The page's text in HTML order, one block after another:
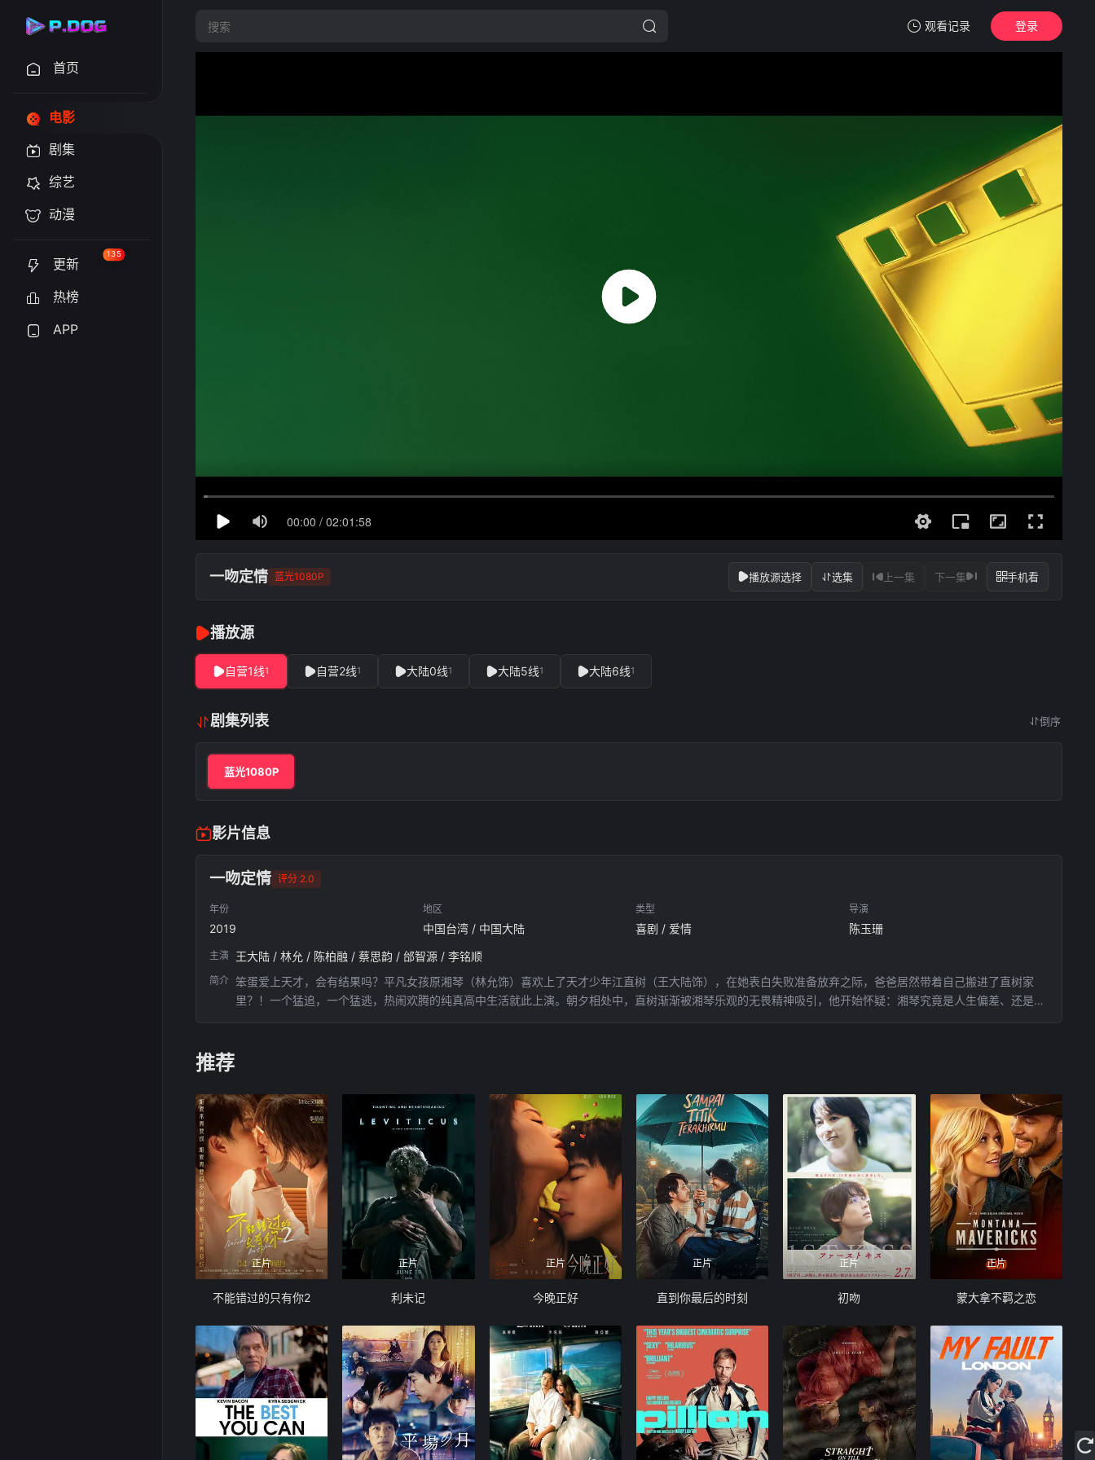
观看记录 登录
首页
电影
剧集
综艺
动漫
更新
135
热榜
APP
一吻定情 蓝光1080P 播放源选择 选集 上一集 下一集 手机看
播放源
自营1线1 自营2线1 大陆0线1 大陆5线1 大陆6线1
剧集列表 倒序
蓝光1080P
影片信息
一吻定情 评分 2.0
年份
2019
地区
中国台湾 / 中国大陆
类型
喜剧 / 爱情
导演
陈玉珊
主演 王大陆 / 林允 / 陈柏融 / 蔡思韵 / 邰智源 / 李铭顺
简介 笨蛋爱上天才，会有结果吗？平凡女孩原湘琴（林允饰）喜欢上了天才少年江直树（王大陆饰），在她表白失败准备放弃之际，爸爸居然带着自己搬进了直树家
里？！一个猛追，一个猛逃，热闹欢腾的纯真高中生活就此上演。朝夕相处中，直树渐渐被湘琴乐观的无畏精神吸引，他开始怀疑：湘琴究竟是人生偏差、还是自
推荐
正片
不能错过的只有你2
正片
利未记
正片
今晚正好
正片
直到你最后的时刻
正片
初吻
正片
蒙大拿不羁之恋